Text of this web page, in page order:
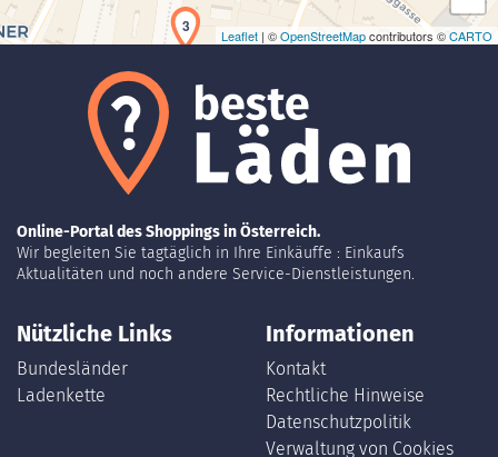
3
4
Leaflet | ©OpenStreetMapcontributors ©CARTO
Online-Portal des Shoppings in Österreich.
Wir begleiten Sie tagtäglich in Ihre Einkäuffe : Einkaufs
Aktualitäten und noch andere Service-Dienstleistungen.
Nützliche Links
Bundesländer
Ladenkette
Informationen
Kontakt
Rechtliche Hinweise
Datenschutzpolitik
Verwaltung von Cookies